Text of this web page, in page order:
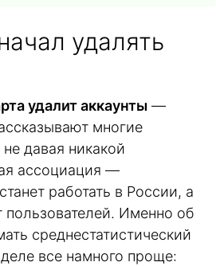
удалять
удалит аккаунты —
многие
давая никакой
ассоциация —
работать в России, а
пользователей. Именно об
среднестатистический
все намного проще: